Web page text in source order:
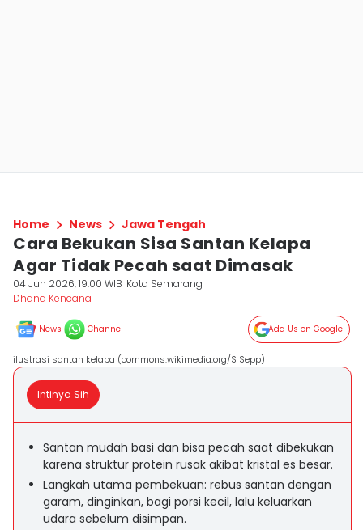
Home News Jawa Tengah
Cara Bekukan Sisa Santan Kelapa
Agar Tidak Pecah saat Dimasak
04 Jun 2026, 19:00 WIB Kota Semarang
Dhana Kencana
News Channel Add Us on Google
ilustrasi santan kelapa (commons.wikimedia.org/S Sepp)
Intinya Sih
Santan mudah basi dan bisa pecah saat dibekukan
karena struktur protein rusak akibat kristal es besar.
Langkah utama pembekuan: rebus santan dengan
garam, dinginkan, bagi porsi kecil, lalu keluarkan
udara sebelum disimpan.